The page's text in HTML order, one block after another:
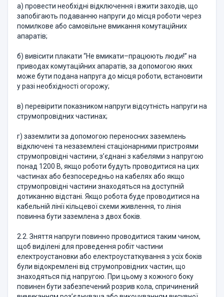
а) провести необхідні відключення і вжити заходів, що
запобігають подаванню напруги до місця роботи через
помилкове або самовільне вмикання комутаційних
апаратів;
б) вивісити плакати “Не вмикати–працюють люди!” на
приводах комутаційних апаратів, за допомогою яких
може бути подана напруга до місця роботи, встановити
у разі необхідності огорожу;
в) перевірити показником напруги відсутність напруги на
струмопровідних частинах;
г) заземлити за допомогою переносних заземлень
відключені та незаземлені стаціонарними пристроями
струмопровідні частини, з’єднані з кабелями з напругою
понад 1200 В, якщо роботи будуть проводитися на цих
частинах або безпосередньо на кабелях або якщо
струмопровідні частини знаходяться на доступній
дотиканню відстані. Якщо робота буде проводитися на
кабельній лінії кільцевої схеми живлення, то лінія
повинна бути заземлена з двох боків.
2.2. Зняття напруги повинно проводитися таким чином,
щоб виділені для проведення робіт частини
електроустановки або електроустаткування з усіх боків
були відокремлені від струмопровідних частин, що
знаходяться під напругою. При цьому з кожного боку
повинен бути забезпечений розрив кола, спричинений